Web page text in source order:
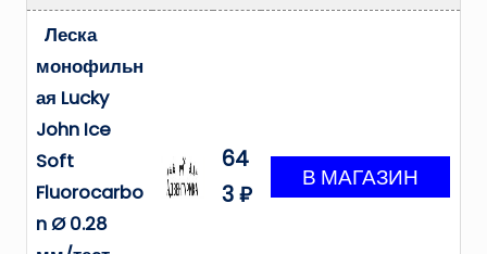
Леска
монофильн
ая Lucky
John Ice
Soft
Fluorocarbo
n Ø 0.28
64
3 ₽